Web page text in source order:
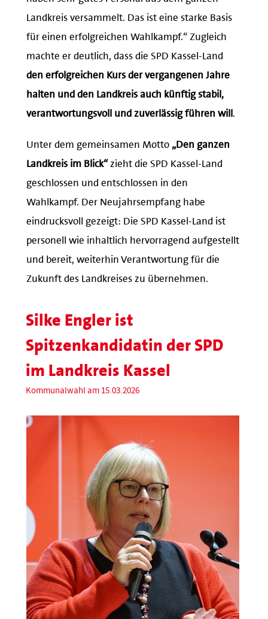
Landkreis versammelt. Das ist eine starke Basis
für einen erfolgreichen Wahlkampf.“ Zugleich
machte er deutlich, dass die SPD Kassel-Land
den erfolgreichen Kurs der vergangenen Jahre
halten und den Landkreis auch künftig stabil,
verantwortungsvoll und zuverlässig führen will
Unter dem gemeinsamen Motto „Den ganzen
Landkreis im Blick“zieht die SPD Kassel-Land
geschlossen und entschlossen in den
Wahlkampf. Der Neujahrsempfang habe
eindrucksvoll gezeigt: Die SPD Kassel-Land ist
personell wie inhaltlich hervorragend aufgestellt
und bereit, weiterhin Verantwortung für die
Zukunft des Landkreises zu übernehmen.
Silke Engler ist
Spitzenkandidatin der SPD
im Landkreis Kassel
Kommunalwahl am 15.03.2026